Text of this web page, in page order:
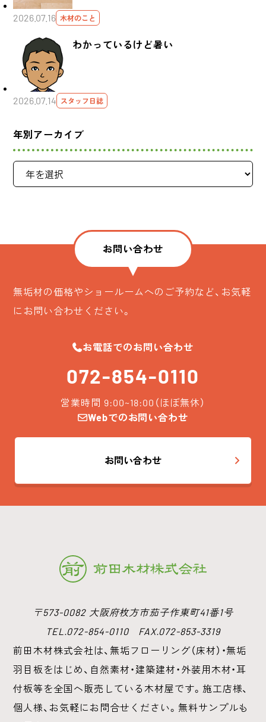
2026.07.16 木材のこと
わかっているけど暑い
2026.07.14 スタッフ日誌
年別アーカイブ
お問い合わせ
無垢材の価格やショールームへのご予約など、お気軽
にお問い合わせください。
お電話でのお問い合わせ
072-854-0110
営業時間 9:00~18:00（ほぼ無休）
Webでのお問い合わせ
お問い合わせ
〒573-0082 大阪府枚方市茄子作東町41番1号
TEL.072-854-0110 FAX.072-853-3319
前田木材株式会社は、無垢フローリング（床材）・無垢
羽目板をはじめ、 自然素材・建築建材・外装用木材・耳
付板等を全国へ販売している木材屋です。 施工店様、
個人様、お気軽にお問合せください。無料サンプルも